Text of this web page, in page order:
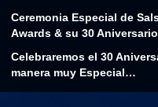
Ceremonia Especial de
Awards & su 30
Celebraremos el 30
manera muy Especial…